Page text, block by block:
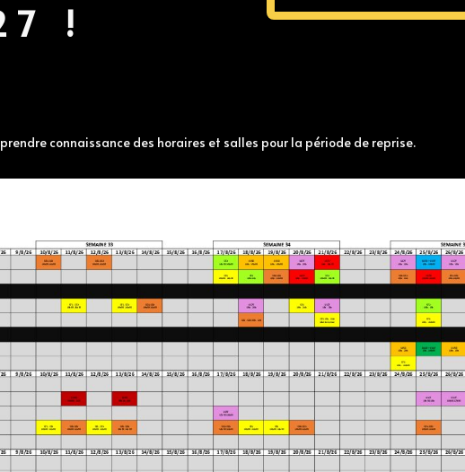
!
connaissance des horaires et salles pour la période de reprise.